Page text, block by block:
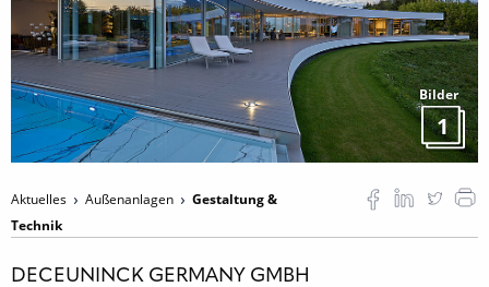
Bilder
1
Aktuelles Außenanlagen
Gestaltung &
Technik
DECEUNINCK GERMANY GMBH